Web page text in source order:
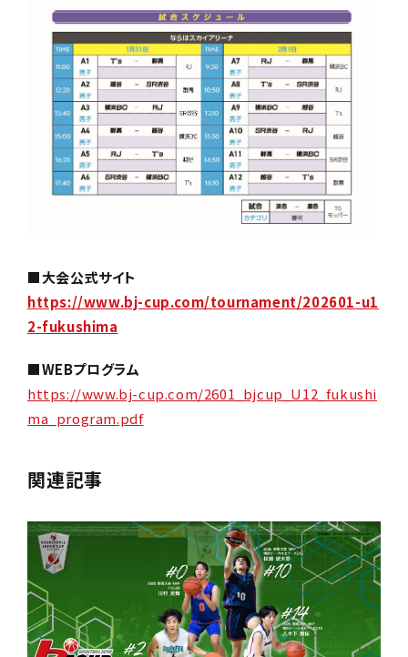
■大会公式サイト
https://www.bj-cup.com/tournament/202601-u1
2-fukushima
■WEBプログラム
https://www.bj-cup.com/2601_bjcup_U12_fukushi
ma_program.pdf
関連記事